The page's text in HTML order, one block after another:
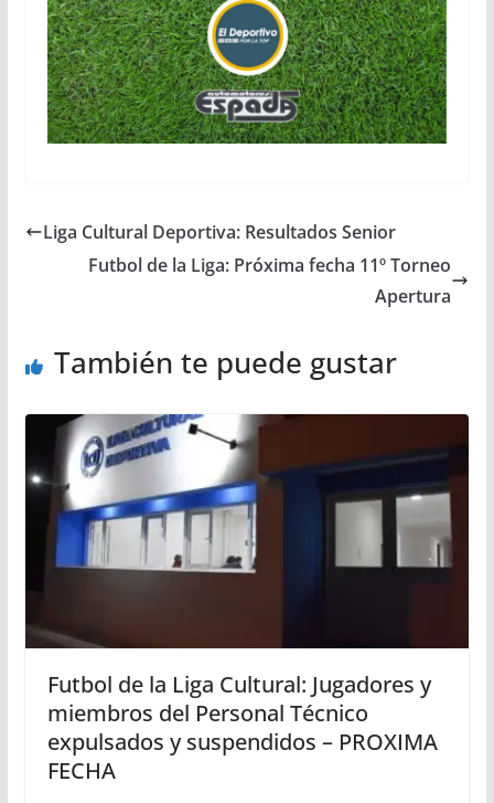
Liga Cultural Deportiva: Resultados Senior
Futbol de la Liga: Próxima fecha 11º Torneo
Apertura
También te puede gustar
Futbol de la Liga Cultural: Jugadores y
miembros del Personal Técnico
expulsados y suspendidos – PROXIMA
FECHA